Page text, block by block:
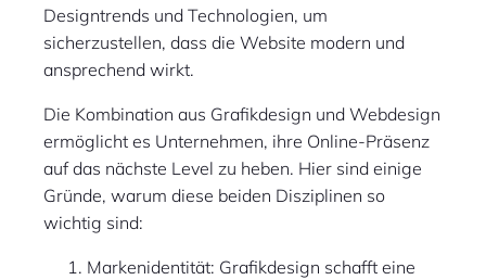
Designtrends und Technologien, um
sicherzustellen, dass die Website modern und
ansprechend wirkt.
Die Kombination aus Grafikdesign und Webdesign
ermöglicht es Unternehmen, ihre Online-Präsenz
auf das nächste Level zu heben. Hier sind einige
Gründe, warum diese beiden Disziplinen so
wichtig sind:
Markenidentität: Grafikdesign schafft eine